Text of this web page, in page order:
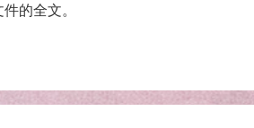
的全文。